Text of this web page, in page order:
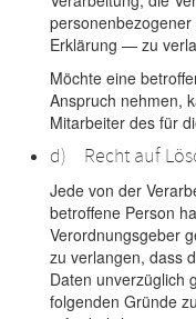
Erklärung — zu
Möchte eine
Anspruch nehmen,
Mitarbeiter des für
d) Recht auf
Jede von der
betroffene Person
Verordnungsgeber
zu verlangen, dass
Daten unverzüglich
folgenden Gründe